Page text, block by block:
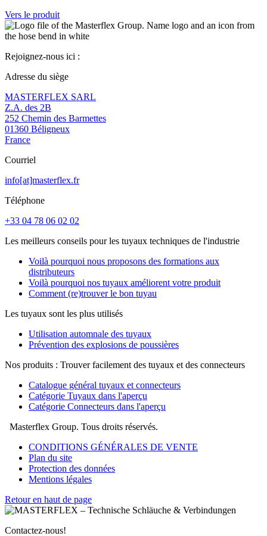
Vers le produit
Rejoignez-nous ici :
Adresse du siège
MASTERFLEX SARL
Z.A. des 2B
252 Chemin des Barmettes
01360 Béligneux
France
Courriel
info[at]masterflex.fr
Téléphone
+33 04 78 06 02 02
Les meilleurs conseils pour les tuyaux techniques de l'industrie
Voilà pourquoi nous proposons des formations aux
distributeurs
Voilà pourquoi nos tuyaux améliorent votre produit
Comment (re)trouver le bon tuyau
Les tuyaux sont les plus utilisés
Utilisation automnale des tuyaux
Prévention des explosions de poussières
Nos produits : Trouver facilement des tuyaux et des connecteurs
Catalogue général tuyaux et connecteurs
Catégorie Tuyaux dans l'aperçu
Catégorie Connecteurs dans l'aperçu
Masterflex Group. Tous droits réservés.
CONDITIONS GÉNÉRALES DE VENTE
Plan du site
Protection des données
Mentions légales
Retour en haut de page
Contactez-nous!